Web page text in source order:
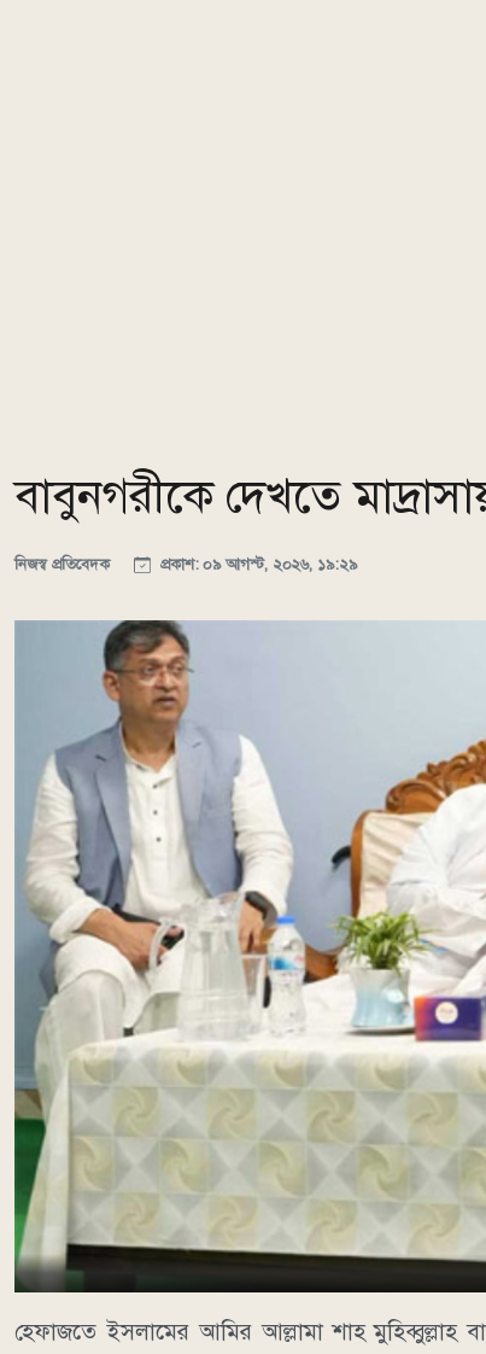
বাবুনগরীকে দেখতে
নিজস্ব প্রতিবেদক প্রকাশ: ০৯ আগস্ট, ২০২৬, ১৯:২৯
হেফাজতে ইসলামের আমির আল্লামা শাহ মুহিব্বুল্লাহ